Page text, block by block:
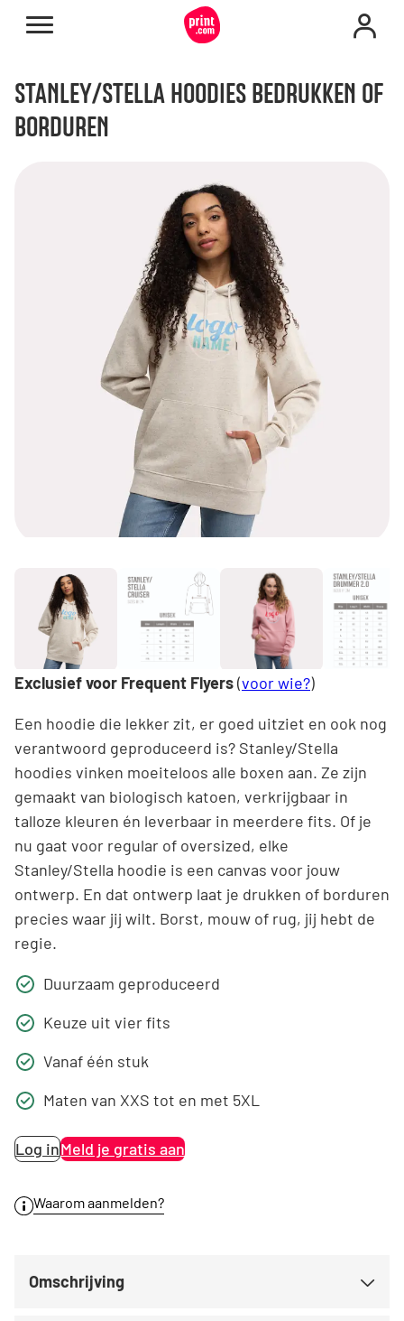
STANLEY/STELLA HOODIES BEDRUKKEN OF
BORDUREN
Exclusief voor Frequent Flyers(voor wie?)
Een hoodie die lekker zit, er goed uitziet en ook nog
verantwoord geproduceerd is? Stanley/Stella
hoodies vinken moeiteloos alle boxen aan. Ze zijn
gemaakt van biologisch katoen, verkrijgbaar in
talloze kleuren én leverbaar in meerdere fits. Of je
nu gaat voor regular of oversized, elke
Stanley/Stella hoodie is een canvas voor jouw
ontwerp. En dat ontwerp laat je drukken of borduren
precies waar jij wilt. Borst, mouw of rug, jij hebt de
regie.
Duurzaam geproduceerd
Keuze uit vier fits
Vanaf één stuk
Maten van XXS tot en met 5XL
Log inMeld je gratis aan
Waarom aanmelden?
Omschrijving